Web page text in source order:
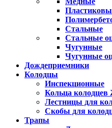
Стальные
Стальные
Чугунные
Чугунные
Дождеприемники
Колодцы
Инспекционные
Кольца
Лестницы для
Скобы для
Трапы